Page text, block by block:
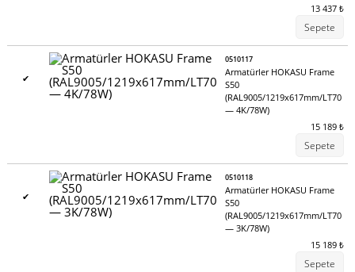
13 437₺
Sepete
✔
0510117
Armatürler HOKASU Frame
S50
(RAL9005/1219x617mm/LT70
— 4K/78W)
15 189₺
Sepete
✔
0510118
Armatürler HOKASU Frame
S50
(RAL9005/1219x617mm/LT70
— 3K/78W)
15 189₺
Sepete